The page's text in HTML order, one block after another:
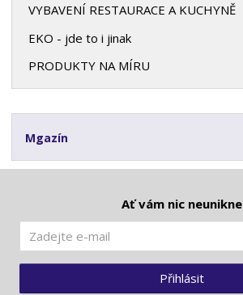
VYBAVENÍ RESTAURACE A KUCHYNĚ
EKO - jde to i jinak
PRODUKTY NA MÍRU
Mgazín
Ať vám nic neunikne
Přihlásit